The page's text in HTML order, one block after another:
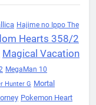
Hajime no Ippo The
Hearts 358/2
Magical Vacation
MegaMan 10
Hunter G Mortal
Pokemon Heart